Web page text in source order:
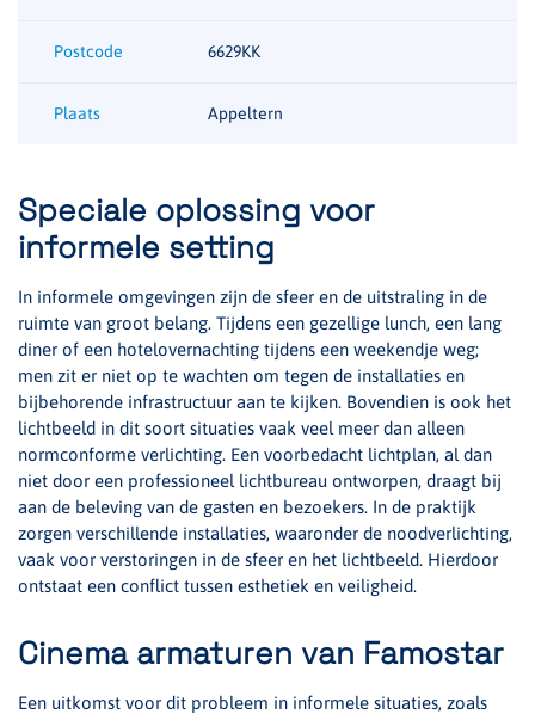
Postcode 6629KK
Plaats Appeltern
Speciale oplossing voor
informele setting
In informele omgevingen zijn de sfeer en de uitstraling in de
ruimte van groot belang. Tijdens een gezellige lunch, een lang
diner of een hotelovernachting tijdens een weekendje weg;
men zit er niet op te wachten om tegen de installaties en
bijbehorende infrastructuur aan te kijken. Bovendien is ook het
lichtbeeld in dit soort situaties vaak veel meer dan alleen
normconforme verlichting. Een voorbedacht lichtplan, al dan
niet door een professioneel lichtbureau ontworpen, draagt bij
aan de beleving van de gasten en bezoekers. In de praktijk
zorgen verschillende installaties, waaronder de noodverlichting,
vaak voor verstoringen in de sfeer en het lichtbeeld. Hierdoor
ontstaat een conflict tussen esthetiek en veiligheid.
Cinema armaturen van Famostar
Een uitkomst voor dit probleem in informele situaties, zoals